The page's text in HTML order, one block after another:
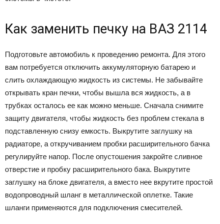
Как заменить печку на ВАЗ 2114
Подготовьте автомобиль к проведению ремонта. Для этого
вам потребуется отключить аккумуляторную батарею и
слить охлаждающую жидкость из системы. Не забывайте
открывать кран печки, чтобы вышла вся жидкость, а в
трубках осталось ее как можно меньше. Сначала снимите
защиту двигателя, чтобы жидкость без проблем стекала в
подставленную снизу емкость. Выкрутите заглушку на
радиаторе, а откручиванием пробки расширительного бачка
регулируйте напор. После опустошения закройте сливное
отверстие и пробку расширительного бака. Выкрутите
заглушку на блоке двигателя, а вместо нее вкрутите простой
водопроводный шланг в металлической оплетке. Такие
шланги применяются для подключения смесителей.